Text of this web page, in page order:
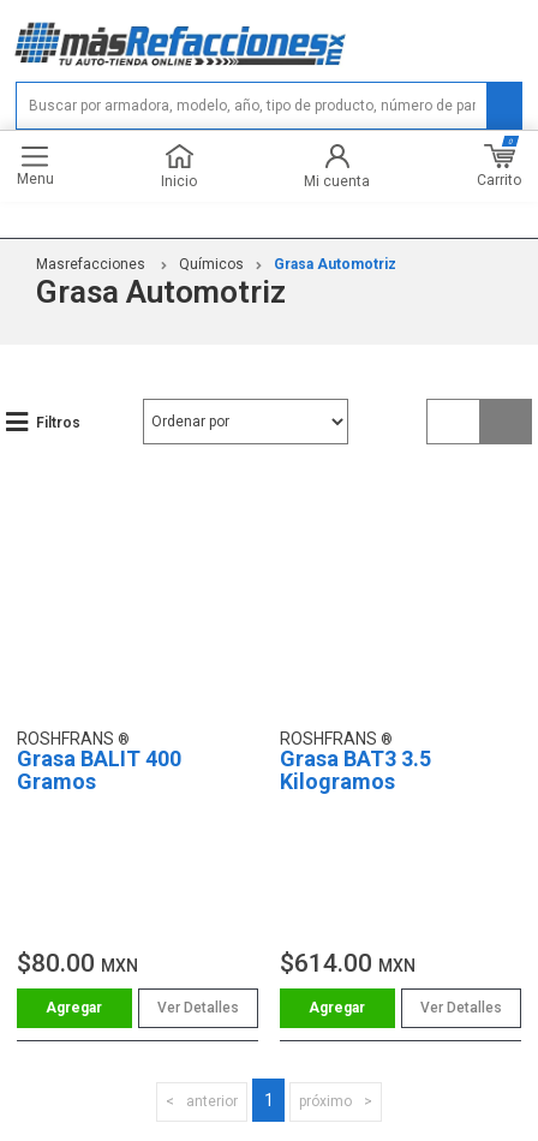
Menu Inicio Mi cuenta Carrito
0
Masrefacciones Químicos Grasa Automotriz
Grasa Automotriz
Filtros
ROSHFRANS
Grasa BALIT 400
Gramos
$80.00 MXN
Ver Detalles
ROSHFRANS
Grasa BAT3 3.5
Kilogramos
$614.00 MXN
Ver Detalles
anterior 1 próximo